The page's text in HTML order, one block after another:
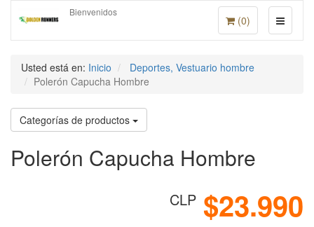
(0)
Bienvenidos
Usted está en: Inicio
Deportes, Vestuario hombre
Polerón Capucha Hombre
Categorías de productos
Polerón Capucha Hombre
$23.990
CLP